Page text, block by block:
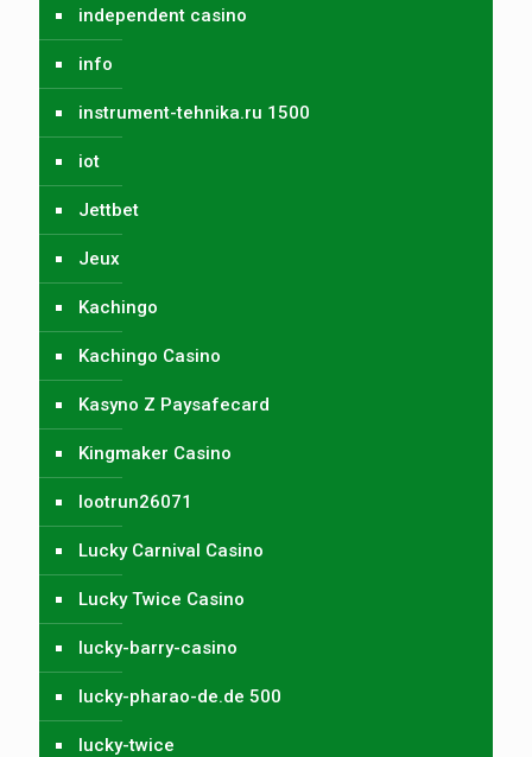
independent casino
info
instrument-tehnika.ru 1500
iot
Jettbet
Jeux
Kachingo
Kachingo Casino
Kasyno Z Paysafecard
Kingmaker Casino
lootrun26071
Lucky Carnival Casino
Lucky Twice Casino
lucky-barry-casino
lucky-pharao-de.de 500
lucky-twice